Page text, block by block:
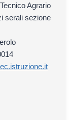
Agrario
serali sezione